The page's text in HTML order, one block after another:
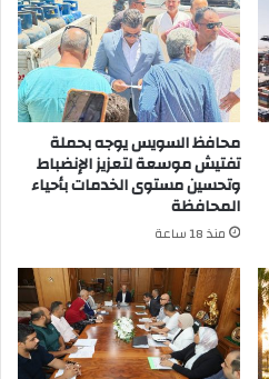
محافظ السويس يوجه بحملة
تفتيش موسعة لتعزيز الإنضباط
وتحسين مستوى الخدمات بأحياء
المحافظة
منذ 18 ساعة